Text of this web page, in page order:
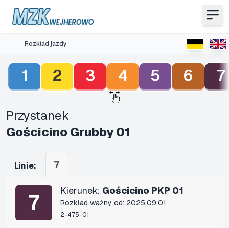
Rozkład jazdy
1 2 3 4 5 6 7
Przystanek
Gościcino Grubby 01
Linie: 7
7 Kierunek: Gościcino PKP 01
Rozkład ważny od: 2025.09.01
2-475-01